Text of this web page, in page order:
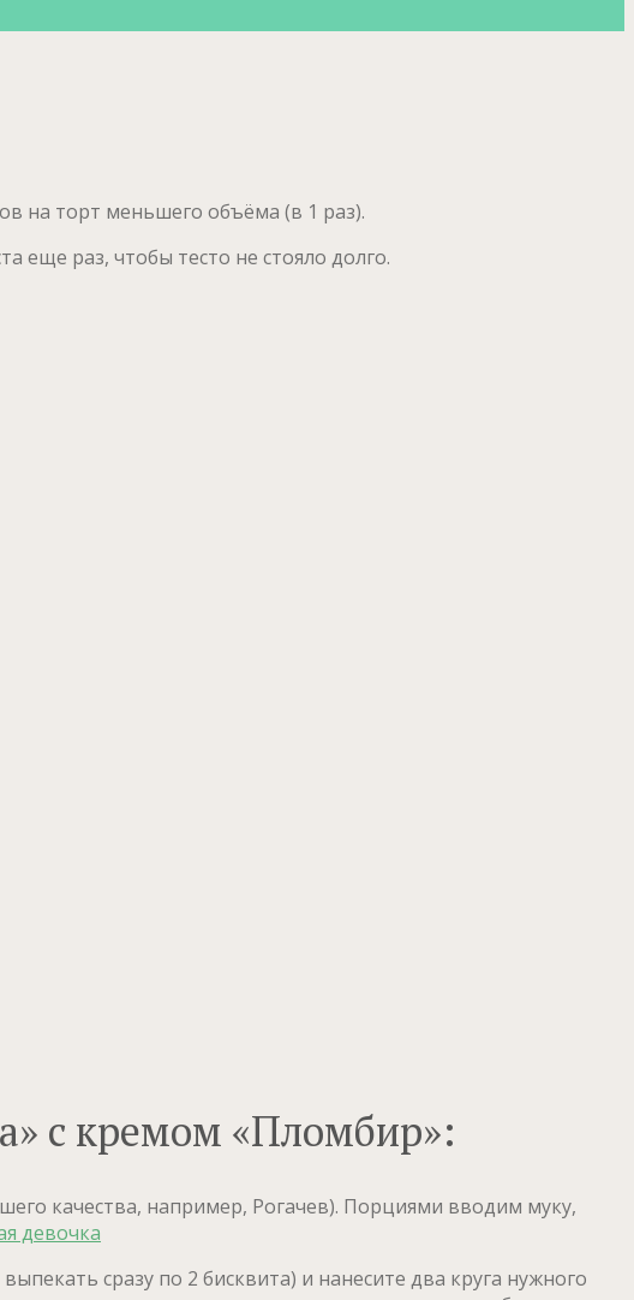
на торт меньшего объёма (в 1 раз).
еще раз, чтобы тесто не стояло долго.
с кремом «Пломбир»:
качества, например, Рогачев). Порциями вводим муку,
сразу по 2 бисквита) и нанесите два круга нужного